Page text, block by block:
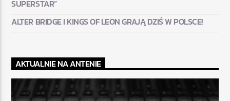
SUPERSTAR”
ALTER BRIDGE I KINGS OF LEON GRAJĄ DZIŚ W POLSCE!
AKTUALNIE NA ANTENIE